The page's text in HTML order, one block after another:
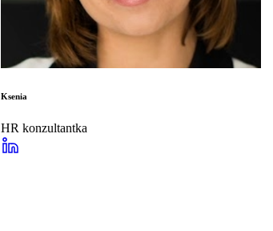
Ksenia
HR konzultantka